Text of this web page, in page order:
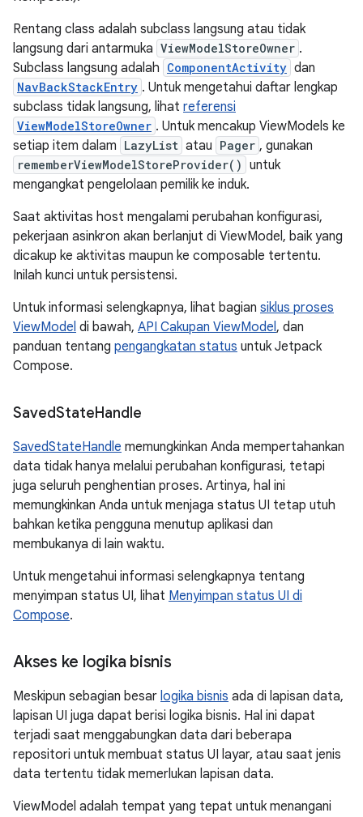
Rentang class adalah subclass langsung atau tidak
langsung dari antarmuka ViewModelStoreOwner .
Subclass langsung adalah ComponentActivity dan
NavBackStackEntry . Untuk mengetahui daftar lengkap
subclass tidak langsung, lihat referensi
ViewModelStoreOwner . Untuk mencakup ViewModels ke
setiap item dalam LazyList atau Pager , gunakan
rememberViewModelStoreProvider() untuk
mengangkat pengelolaan pemilik ke induk.
Saat aktivitas host mengalami perubahan konfigurasi,
pekerjaan asinkron akan berlanjut di ViewModel, baik yang
dicakup ke aktivitas maupun ke composable tertentu.
Inilah kunci untuk persistensi.
Untuk informasi selengkapnya, lihat bagian siklus proses
ViewModel di bawah, API Cakupan ViewModel, dan
panduan tentang pengangkatan status untuk Jetpack
Compose.
SavedStateHandle
SavedStateHandle memungkinkan Anda mempertahankan
data tidak hanya melalui perubahan konfigurasi, tetapi
juga seluruh penghentian proses. Artinya, hal ini
memungkinkan Anda untuk menjaga status UI tetap utuh
bahkan ketika pengguna menutup aplikasi dan
membukanya di lain waktu.
Untuk mengetahui informasi selengkapnya tentang
menyimpan status UI, lihat Menyimpan status UI di
Compose.
Akses ke logika bisnis
Meskipun sebagian besar logika bisnis ada di lapisan data,
lapisan UI juga dapat berisi logika bisnis. Hal ini dapat
terjadi saat menggabungkan data dari beberapa
repositori untuk membuat status UI layar, atau saat jenis
data tertentu tidak memerlukan lapisan data.
ViewModel adalah tempat yang tepat untuk menangani